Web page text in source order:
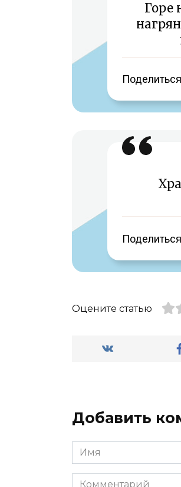
Горе
Оцените статью
Добавить
Имя
*
Комментарий